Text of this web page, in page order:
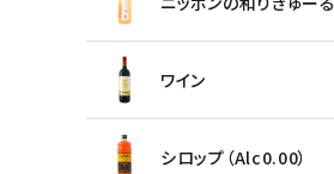
ワイン
シロップ（Alc0.00）